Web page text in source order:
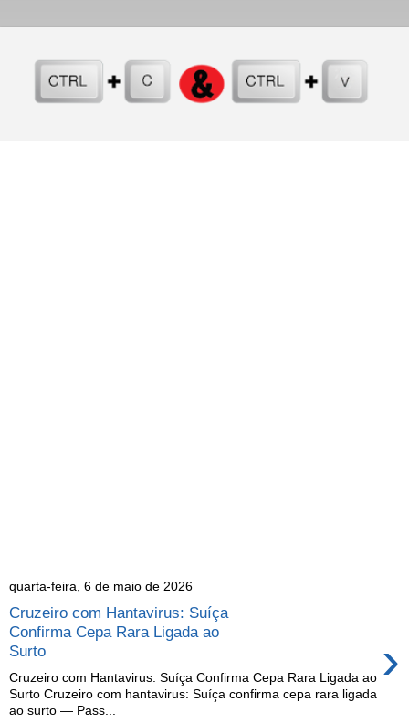
quarta-feira, 6 de maio de 2026
Cruzeiro com Hantavirus: Suíça
Confirma Cepa Rara Ligada ao
Surto
›
Cruzeiro com Hantavirus: Suíça Confirma Cepa Rara Ligada ao
Surto Cruzeiro com hantavirus: Suíça confirma cepa rara ligada
ao surto — Pass...